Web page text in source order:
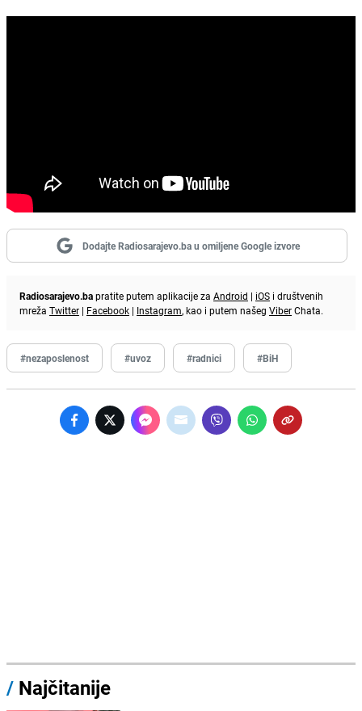
Dodajte Radiosarajevo.ba u omiljene Google izvore
Radiosarajevo.bapratite putem aplikacije za Android | iOS i društvenih
mreža Twitter | Facebook | Instagram, kao i putem našeg ViberChata.
#nezaposlenost #uvoz #radnici #BiH
/ Najčitanije